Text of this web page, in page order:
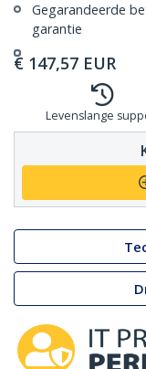
Gegarandeerde
garantie
€ 147,57 EUR
Levenslange